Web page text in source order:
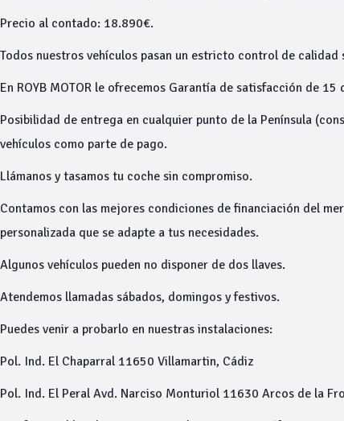
Precio al contado: 18.890€.
Todos nuestros vehículos pasan un estricto control de
En ROYB MOTOR le ofrecemos Garantía de satisfacción de
Posibilidad de entrega en cualquier punto de la Península
vehículos como parte de pago.
Llámanos y tasamos tu coche sin compromiso.
Contamos con las mejores condiciones de financiación del
personalizada que se adapte a tus necesidades.
Algunos vehículos pueden no disponer de dos llaves.
Atendemos llamadas sábados, domingos y festivos.
Puedes venir a probarlo en nuestras instalaciones:
Pol. Ind. El Chaparral 11650 Villamartin, Cádiz
Pol. Ind. El Peral Avd. Narciso Monturiol 11630 Arcos de la